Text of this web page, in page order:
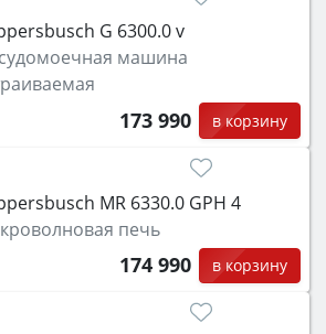
G 6300.0 v
машина
173 990 в корзину
MR 6330.0 GPH 4
печь
174 990 в корзину